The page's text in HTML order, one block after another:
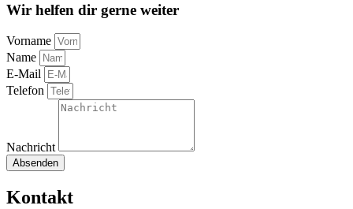
Wir helfen dir gerne weiter
Vorname
Name
E-Mail
Telefon
Nachricht
Absenden
Kontakt